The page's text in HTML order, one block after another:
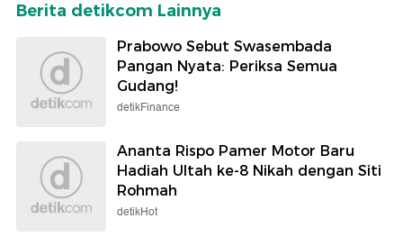
Berita detikcom Lainnya
Prabowo Sebut Swasembada
Pangan Nyata: Periksa Semua
Gudang!
detikFinance
Ananta Rispo Pamer Motor Baru
Hadiah Ultah ke-8 Nikah dengan Siti
Rohmah
detikHot